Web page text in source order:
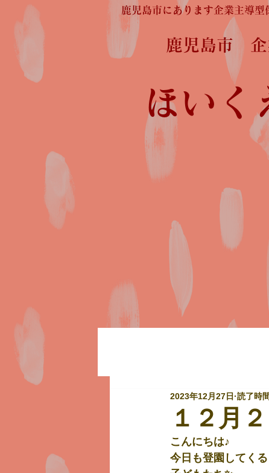
鹿児島市にあります企業主導
鹿児島市
ほいく
１２月
2023年12月27日 読了時
こんにちは♪
今日も登園してく